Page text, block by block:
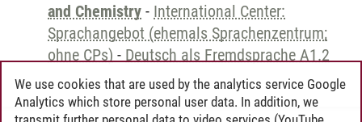
and Chemistry - International Center:
Sprachangebot (ehemals Sprachenzentrum;
ohne CPs) - Deutsch als Fremdsprache A1.2
We use cookies that are used by the analytics service Google
Analytics which store personal user data. In addition, we